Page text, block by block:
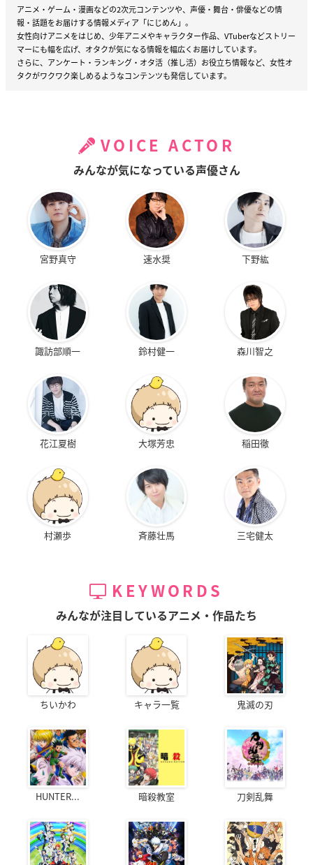
アニメ・ゲーム・漫画などの2次元コンテンツや、声優・舞台・俳優などの情
報・話題をお届けする情報メディア「にじめん」。
女性向けアニメをはじめ、少年アニメやキャラクター作品、VTuberなどストリー
マーにも幅を広げ、オタクが気になる情報を幅広くお届けしています。
さらに、アンケート・ランキング・オタ活（推し活）お役立ち情報など、女性オ
タクがワクワク楽しめるようなコンテンツも発信しています。
VOICE ACTOR
みんなが気になっている声優さん
宮野真守 速水奨 下野紘
諏訪部順一 鈴村健一 森川智之
花江夏樹 大塚芳忠 稲田徹
村瀬歩 斉藤壮馬 三宅健太
KEYWORDS
みんなが注目しているアニメ・作品たち
ちいかわ キャラ一覧 鬼滅の刃
HUNTER... 暗殺教室 刀剣乱舞